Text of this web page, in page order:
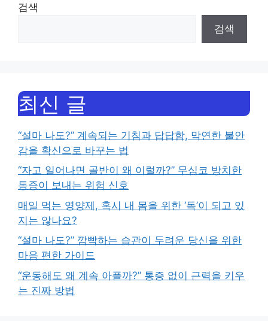
검색
검색
최신 글
“설마 나도?” 계속되는 기침과 답답함, 막연한 불안
감을 확신으로 바꾸는 법
“자고 일어나면 골반이 왜 이럴까?” 무심코 방치한
통증이 보내는 위험 신호
매일 먹는 영양제, 혹시 내 몸을 위한 ‘독’이 되고 있
지는 않나요?
“설마 나도?” 깜빡하는 습관이 두려운 당신을 위한
마음 편한 가이드
“운동해도 왜 계속 아플까?” 통증 없이 근력을 키우
는 진짜 방법